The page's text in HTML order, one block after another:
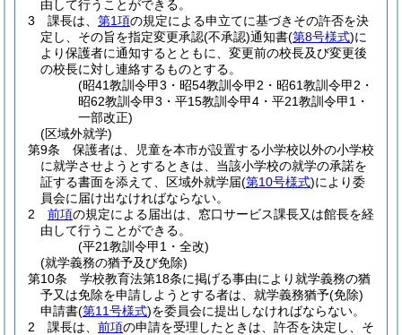
由して行うことができる。
3
課長は、 第1項の規定による申立てに基づきその許否を決
定し、その旨を指定変更承認(不承認)通知書(第8号様式)に
より保護者に通知するとともに、変更前の校長及び変更後
の校長に対し連絡するものとする。
(昭41教訓令甲3・昭54教訓令甲2・昭61教訓令甲2・
昭62教訓令甲3・平15教訓令甲4・平21教訓令甲1・
一部改正)
(区域外就学)
第9条
保護者は、児童を本市が設置する小学校以外の小学校
に就学させようとするときは、当該小学校の就学の承諾を
証する書面を添えて、区域外就学届(第10号様式)により委
員会に届け出なければならない。
2
前項の規定による届出は、窓口サービス課長又は館長を経
由して行うことができる。
(平21教訓令甲1・全改)
(就学義務の猶予及び免除)
第10条
学校教育法第18条に掲げる事由により就学義務の猶
予又は免除を申請しようとする者は、就学義務猶予(免除)
申請書(第11号様式)を委員会に提出しなければならない。
2
課長は、 前項の申請を受理したときは、許否を決定し、そ